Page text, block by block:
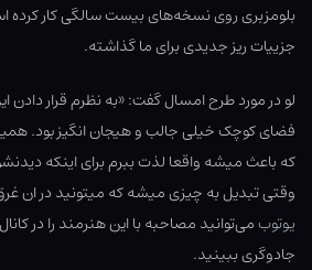
بلومزبری روی نسخه‌های بیست سالگی کار کرده
جزییات ریز جدیدی برای ما گذاشته.
لو در مورد طرح امسال گفت: «به نظرم قرار دادن
فضای کوچک خیلی جالب و هیجان انگیز بود.
که باعث میشه واقعا لذت ببرم برای اینکه
وقتی تبدیل به چیزی میشه که میتونید در ان
یوتوبمی‌توانید مصاحبه با این هنرمند را در
جادوگری ببینید.